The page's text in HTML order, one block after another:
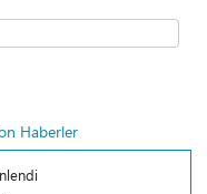
Haberler